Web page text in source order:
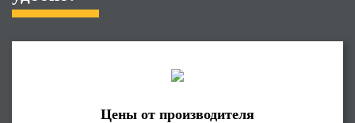
Цены от производителя